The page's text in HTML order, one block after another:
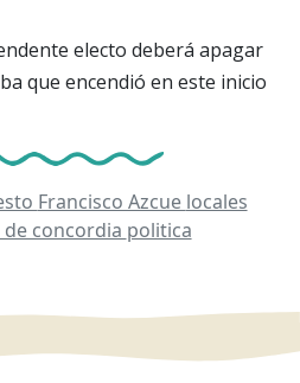
electo deberá apagar
que encendió en este inicio
Francisco Azcue locales
concordia politica